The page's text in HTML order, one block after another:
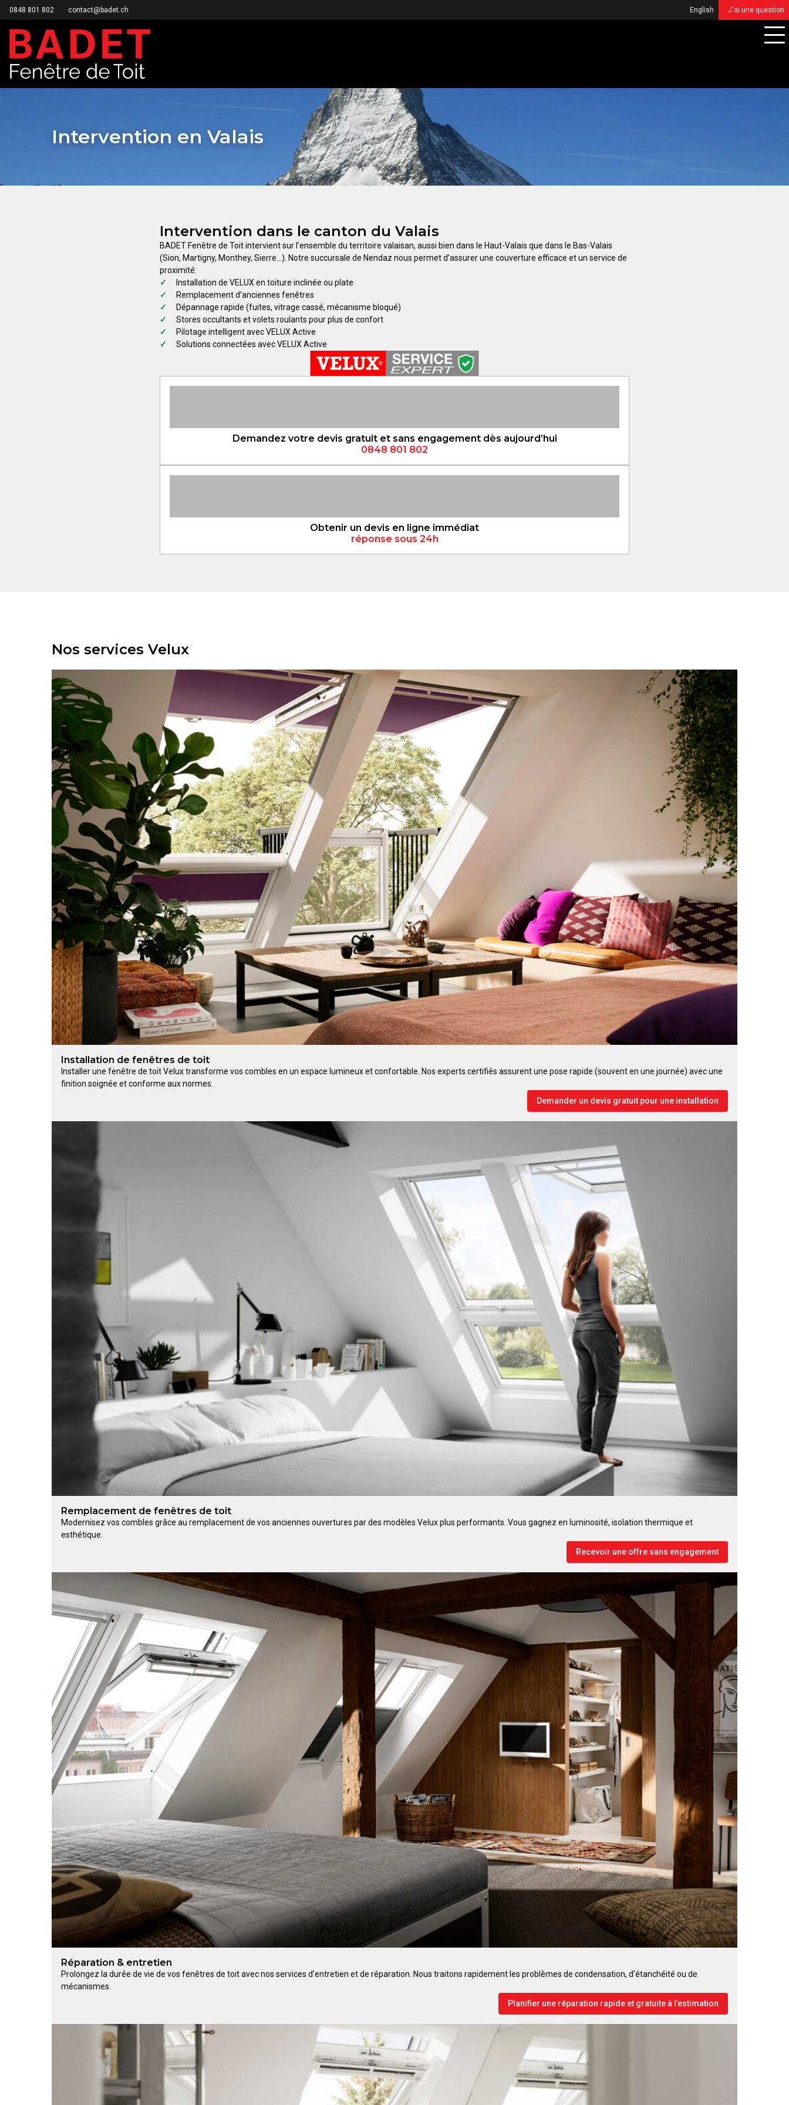
0848 801 802 contact@badet.ch English J'ai une question
Intervention en Valais
Intervention dans le canton du Valais
BADET Fenêtre de Toit intervient sur l’ensemble du territoire valaisan, aussi bien dans le Haut-Valais que dans le Bas-Valais
(Sion, Martigny, Monthey, Sierre…). Notre succursale de Nendaz nous permet d’assurer une couverture efficace et un service de
proximité:
Installation de VELUX en toiture inclinée ou plate
Remplacement d’anciennes fenêtres
Dépannage rapide (fuites, vitrage cassé, mécanisme bloqué)
Stores occultants et volets roulants pour plus de confort
Pilotage intelligent avec VELUX Active
Solutions connectées avec VELUX Active
Demandez votre devis gratuit et sans engagement dès aujourd’hui
0848 801 802
Obtenir un devis en ligne immédiat
réponse sous 24h
Nos services Velux
Installation de fenêtres de toit
Installer une fenêtre de toit Velux transforme vos combles en un espace lumineux et confortable. Nos experts certifiés assurent une pose rapide (souvent en une journée) avec une
finition soignée et conforme aux normes.
Demander un devis gratuit pour une installation
Remplacement de fenêtres de toit
Modernisez vos combles grâce au remplacement de vos anciennes ouvertures par des modèles Velux plus performants. Vous gagnez en luminosité, isolation thermique et
esthétique.
Recevoir une offre sans engagement
Réparation & entretien
Prolongez la durée de vie de vos fenêtres de toit avec nos services d’entretien et de réparation. Nous traitons rapidement les problèmes de condensation, d’étanchéité ou de
mécanismes.
Planifier une réparation rapide et gratuite à l’estimation